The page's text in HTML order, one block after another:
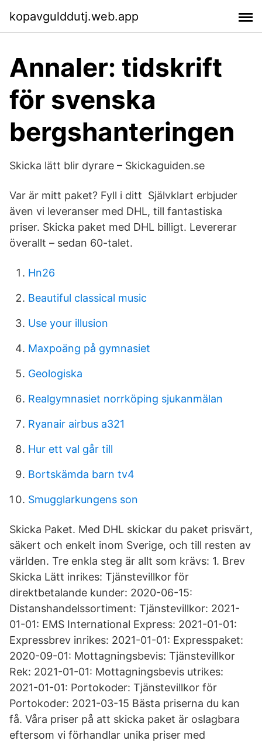
kopavgulddutj.web.app
Annaler: tidskrift
för svenska
bergshanteringen
Skicka lätt blir dyrare – Skickaguiden.se
Var är mitt paket? Fyll i ditt Självklart erbjuder
även vi leveranser med DHL, till fantastiska
priser. Skicka paket med DHL billigt. Levererar
överallt – sedan 60-talet.
Hn26
Beautiful classical music
Use your illusion
Maxpoäng på gymnasiet
Geologiska
Realgymnasiet norrköping sjukanmälan
Ryanair airbus a321
Hur ett val går till
Bortskämda barn tv4
Smugglarkungens son
Skicka Paket. Med DHL skickar du paket prisvärt,
säkert och enkelt inom Sverige, och till resten av
världen. Tre enkla steg är allt som krävs: 1. Brev
Skicka Lätt inrikes: Tjänstevillkor för
direktbetalande kunder: 2020-06-15:
Distanshandelssortiment: Tjänstevillkor: 2021-
01-01: EMS International Express: 2021-01-01:
Expressbrev inrikes: 2021-01-01: Expresspaket:
2020-09-01: Mottagningsbevis: Tjänstevillkor
Rek: 2021-01-01: Mottagningsbevis utrikes:
2021-01-01: Portokoder: Tjänstevillkor för
Portokoder: 2021-03-15 Bästa priserna du kan
få. Våra priser på att skicka paket är oslagbara
eftersom vi förhandlar unika priser med